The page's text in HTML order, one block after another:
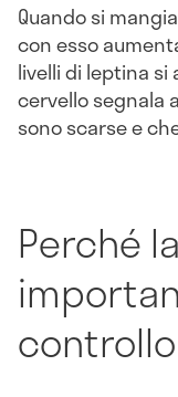
Quando si
con esso
livelli di leptina si
cervello segnala
sono scarse e
Perché